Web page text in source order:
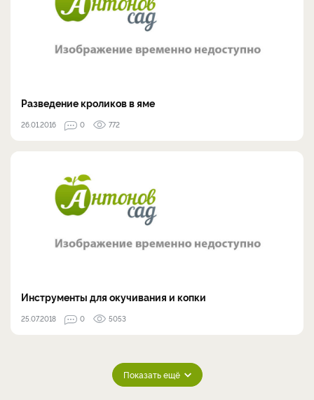
Разведение кроликов в яме
26.01.2016 0 772
Инструменты для окучивания и копки
25.07.2018 0 5053
Показать ещё